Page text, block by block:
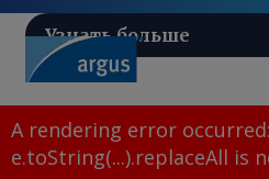
Узнать больше
A rendering error occurred:
e.toString(...).replaceAll is